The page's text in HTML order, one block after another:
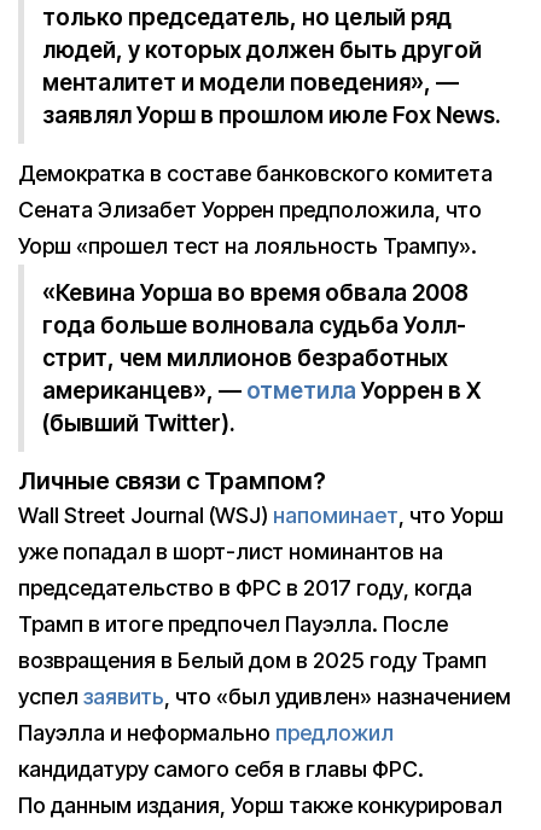
только председатель, но целый ряд
людей, у которых должен быть другой
менталитет и модели поведения», —
заявлял Уорш в прошлом июле Fox News.
Демократка в составе банковского комитета
Сената Элизабет Уоррен предположила, что
Уорш «прошел тест на лояльность Трампу».
«Кевина Уорша во время обвала 2008
года больше волновала судьба Уолл-
стрит, чем миллионов безработных
американцев», — отметила Уоррен в X
(бывший Twitter).
Личные связи с Трампом?
Wall Street Journal (WSJ) напоминает , что Уорш
уже попадал в шорт-лист номинантов на
председательство в ФРС в 2017 году, когда
Трамп в итоге предпочел Пауэлла. После
возвращения в Белый дом в 2025 году Трамп
успел заявить , что «был удивлен» назначением
Пауэлла и неформально предложил
кандидатуру самого себя в главы ФРС.
По данным издания, Уорш также конкурировал